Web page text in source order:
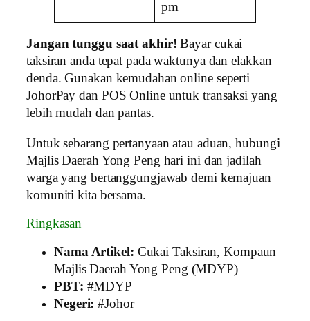
pm
Jangan tunggu saat akhir! Bayar cukai
taksiran anda tepat pada waktunya dan elakkan
denda. Gunakan kemudahan online seperti
JohorPay dan POS Online untuk transaksi yang
lebih mudah dan pantas.
Untuk sebarang pertanyaan atau aduan, hubungi
Majlis Daerah Yong Peng hari ini dan jadilah
warga yang bertanggungjawab demi kemajuan
komuniti kita bersama.
Ringkasan
Nama Artikel: Cukai Taksiran, Kompaun
Majlis Daerah Yong Peng (MDYP)
PBT: #MDYP
Negeri: #Johor